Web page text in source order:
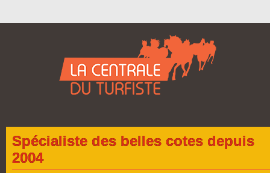
Spécialiste des belles cotes depuis
2004